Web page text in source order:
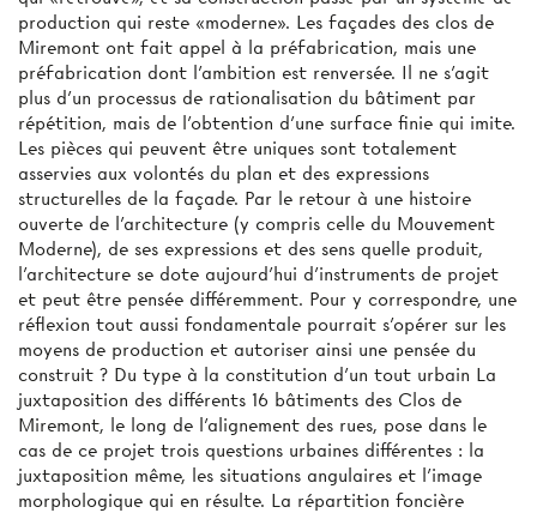
production qui reste «moderne». Les façades des clos de
Miremont ont fait appel à la préfabrication, mais une
préfabrication dont l'ambition est renversée. Il ne s'agit
plus d'un processus de rationalisation du bâtiment par
répétition, mais de l'obtention d'une surface finie qui imite.
Les pièces qui peuvent être uniques sont totalement
asservies aux volontés du plan et des expressions
structurelles de la façade. Par le retour à une histoire
ouverte de l'architecture (y compris celle du Mouvement
Moderne), de ses expressions et des sens quelle produit,
l'architecture se dote aujourd'hui d'instruments de projet
et peut être pensée différemment. Pour y correspondre, une
réflexion tout aussi fondamentale pourrait s'opérer sur les
moyens de production et autoriser ainsi une pensée du
construit ? Du type à la constitution d'un tout urbain La
juxtaposition des différents 16 bâtiments des Clos de
Miremont, le long de l'alignement des rues, pose dans le
cas de ce projet trois questions urbaines différentes : la
juxtaposition même, les situations angulaires et l'image
morphologique qui en résulte. La répartition foncière